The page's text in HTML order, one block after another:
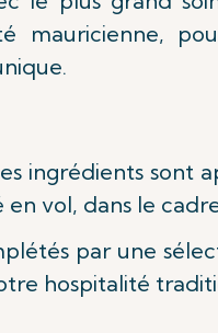
mauricienne,
ingrédients sont
vol, dans le
par une
hospitalité